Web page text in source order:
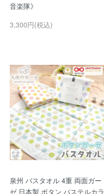
音楽隊》
3,300円(税込)
泉州 バスタオル 4重 両面ガー
ゼ 日本製 ボタン パステルカラ